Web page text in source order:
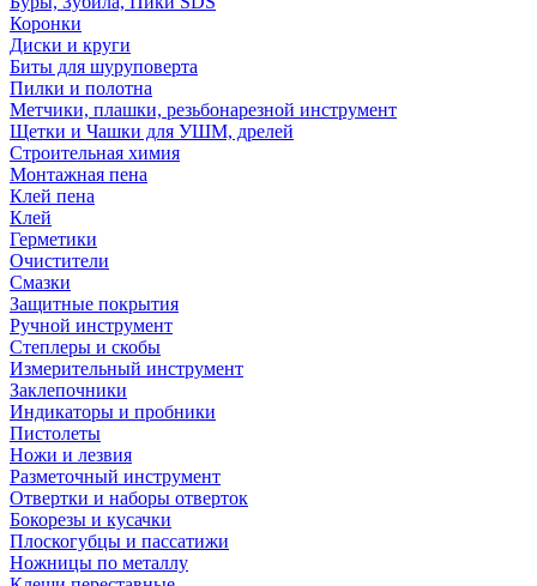
Коронки
Диски и круги
Биты для шуруповерта
Пилки и полотна
Метчики, плашки, резьбонарезной инструмент
Щетки и Чашки для УШМ, дрелей
Строительная химия
Монтажная пена
Клей пена
Клей
Герметики
Очистители
Смазки
Защитные покрытия
Ручной инструмент
Степлеры и скобы
Измерительный инструмент
Заклепочники
Индикаторы и пробники
Пистолеты
Ножи и лезвия
Разметочный инструмент
Отвертки и наборы отверток
Бокорезы и кусачки
Плоскогубцы и пассатижи
Ножницы по металлу